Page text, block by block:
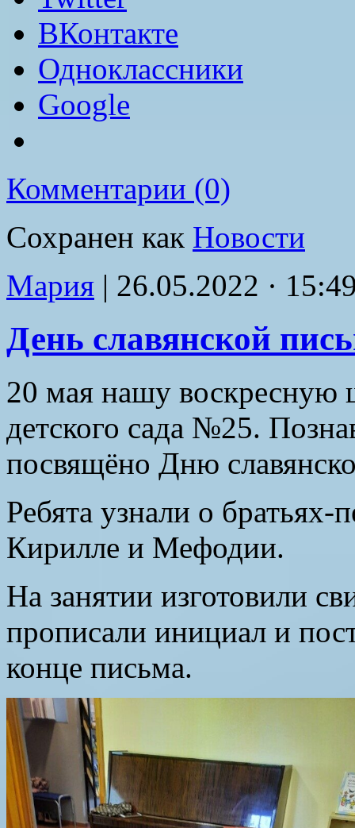
ВКонтакте
Одноклассники
Google
Комментарии (0)
Сохранен как Новости
Мария | 26.05.2022 ·
День славянской
20 мая нашу воскресную
детского сада №25.
посвящёно Дню
Ребята узнали о братьях-
Кирилле и Мефодии.
На занятии изготовили
прописали инициал и
конце письма.